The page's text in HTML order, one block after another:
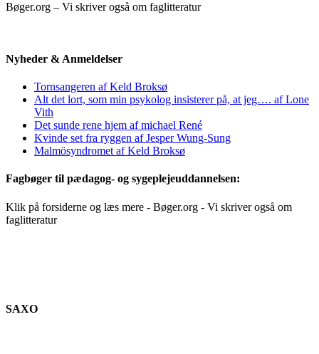
Bøger.org – Vi skriver også om faglitteratur
Nyheder & Anmeldelser
Tornsangeren af Keld Broksø
Alt det lort, som min psykolog insisterer på, at jeg…. af Lone
Vith
Det sunde rene hjem af michael René
Kvinde set fra ryggen af Jesper Wung-Sung
Malmösyndromet af Keld Broksø
Fagbøger til pædagog- og sygeplejeuddannelsen:
Klik på forsiderne og læs mere - Bøger.org - Vi skriver også om
faglitteratur
SAXO